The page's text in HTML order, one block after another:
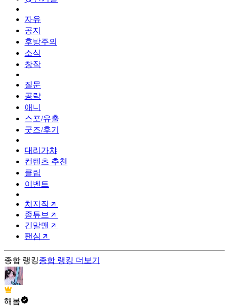
자유
공지
후방주의
소식
창작
질문
공략
애니
스포/유출
굿즈/후기
대리가챠
컨텐츠 추천
클립
이벤트
치지직
종튜브
긴말맨
팬심
종합 랭킹종합 랭킹 더보기
해봄